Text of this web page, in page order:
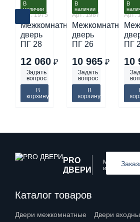
В
наличии
Эмаль
Арт: 1975
Межкомнатная
дверь
ПГ 28
12 060 ₽
Задать
вопрос
В
корзину
В
наличии
Эмаль
Арт: 1967
Межкомнатная
дверь
ПГ 26
10 965 ₽
Задать
вопрос
В
корзину
В
Арт:
ПГ
10
PRO
ДВЕРИ
и входные
Каталог товаров
Двери межкомнатные Двери